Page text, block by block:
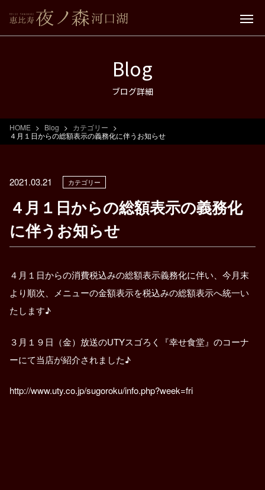
Blog
ブログ詳細
HOME Blog
カテゴリー
４月１日からの総額表示の義務化に伴うお知らせ
2021.03.21 カテゴリー
４月１日からの総額表示の義務化
に伴うお知らせ
４月１日からの消費税込みの総額表示義務化に伴い、今月末
より順次、メニューの金額表示を税込みの総額表示へ統一い
たします♪
３月１９日（金）放送のUTYスゴろく『幸せ食堂』のコーナ
ーにて当店が紹介されました♪
http://www.uty.co.jp/sugoroku/info.php?week=fri